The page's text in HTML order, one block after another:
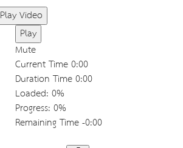
Play Video
Play
Mute
Current Time0:00
Duration Time0:00
Loaded: 0%
Progress: 0%
Remaining Time-0:00